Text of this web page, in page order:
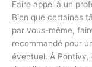
Faire appel à un
Bien que certaines
par vous-même,
recommandé pour
éventuel. À Pontivy,